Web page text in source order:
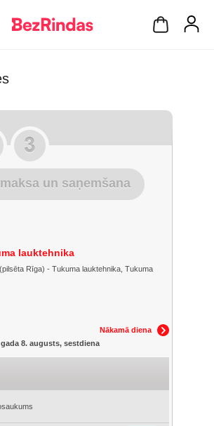
un saņemšana
lauktehnika
Rīga) - Tukuma lauktehnika, Tukuma
Nākamā diena
gada 8. augusts, sestdiena